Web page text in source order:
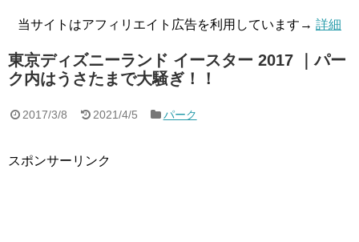
当サイトはアフィリエイト広告を利用しています→ 詳細
東京ディズニーランド イースター 2017 ｜パー
ク内はうさたまで大騒ぎ！！
2017/3/8 2021/4/5 パーク
スポンサーリンク